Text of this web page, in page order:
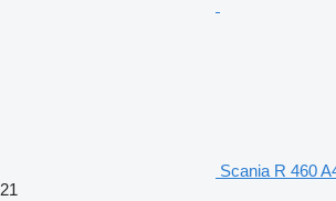
Scania R 460
21